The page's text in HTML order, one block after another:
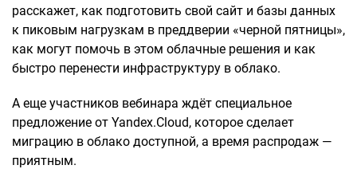
расскажет, как подготовить свой сайт и базы данных
к пиковым нагрузкам в преддверии «черной пятницы»,
как могут помочь в этом облачные решения и как
быстро перенести инфраструктуру в облако.
А еще участников вебинара ждёт специальное
предложение от Yandex.Cloud, которое сделает
миграцию в облако доступной, а время распродаж —
приятным.